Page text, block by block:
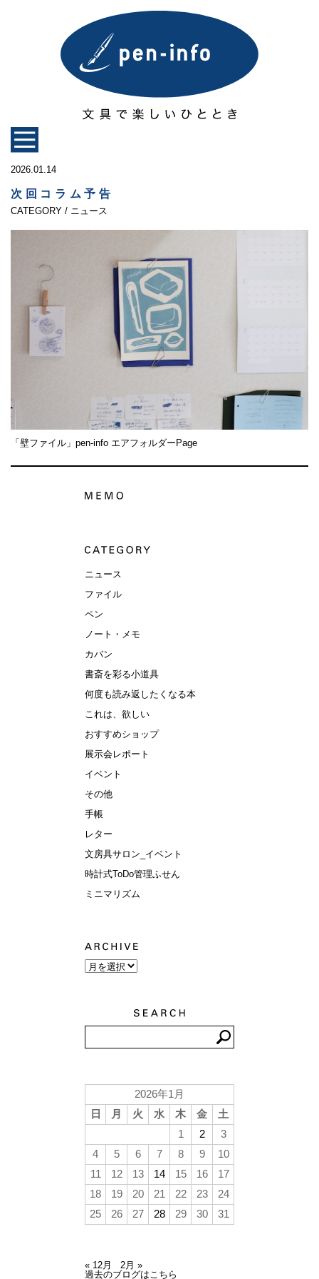
2026.01.14
次回コラム予告
CATEGORY / ニュース
「壁ファイル」pen-info エアフォルダーPage
ニュース
ファイル
ペン
ノート・メモ
カバン
書斎を彩る小道具
何度も読み返したくなる本
これは、欲しい
おすすめショップ
展示会レポート
イベント
その他
手帳
レター
文房具サロン_イベント
時計式ToDo管理ふせん
ミニマリズム
2026年1月
日
月 火 水 木 金
土
1
2
3
4
5 6 7 8 9
10
11
12 13 14 15 16
17
18
19 20 21 22 23
24
25
26 27 28 29 30 31
« 12月
2月 »
過去のブログはこちら